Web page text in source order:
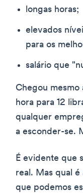
longas horas;
elevados
para os
salário que
Chegou mesmo
hora para 12
qualquer
a esconder-se.
É evidente que
real. Mas qual é
que podemos